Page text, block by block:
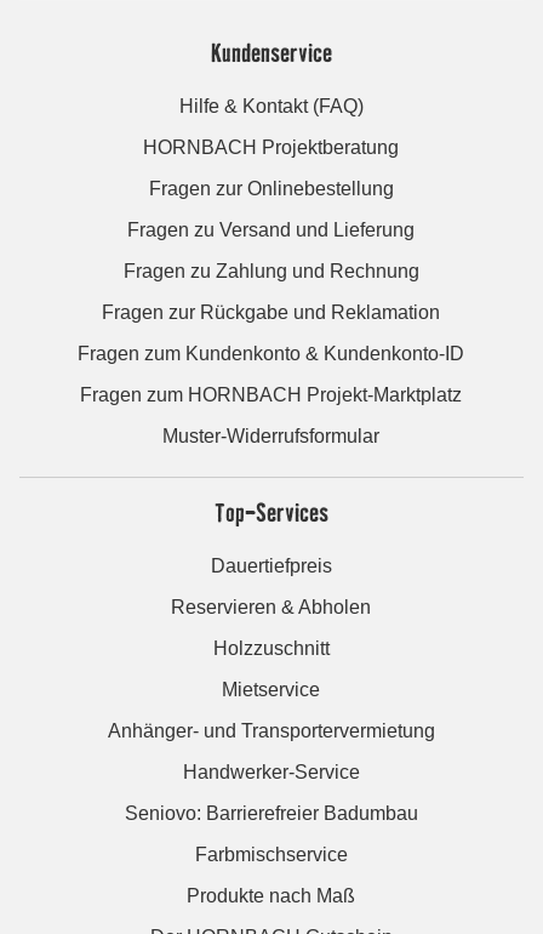
Kundenservice
Hilfe & Kontakt (FAQ)
HORNBACH Projektberatung
Fragen zur Onlinebestellung
Fragen zu Versand und Lieferung
Fragen zu Zahlung und Rechnung
Fragen zur Rückgabe und Reklamation
Fragen zum Kundenkonto & Kundenkonto-ID
Fragen zum HORNBACH Projekt-Marktplatz
Muster-Widerrufsformular
Top-Services
Dauertiefpreis
Reservieren & Abholen
Holzzuschnitt
Mietservice
Anhänger- und Transportervermietung
Handwerker-Service
Seniovo: Barrierefreier Badumbau
Farbmischservice
Produkte nach Maß